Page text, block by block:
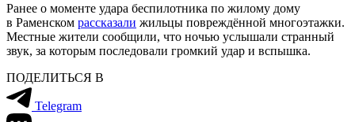
Ранее о моменте удара беспилотника по жилому дому
в Раменском рассказали жильцы повреждённой многоэтажки.
Местные жители сообщили, что ночью услышали странный
звук, за которым последовали громкий удар и вспышка.
ПОДЕЛИТЬСЯ В
Telegram